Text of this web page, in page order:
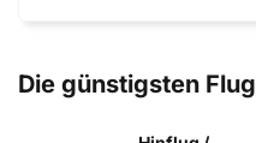
Die günstigsten